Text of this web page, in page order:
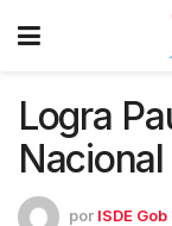
Logra
por ISDE Gob